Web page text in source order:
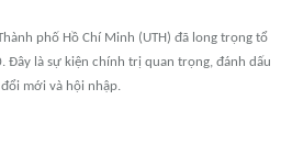
phố Hồ Chí Minh (UTH) đã long trọng tổ
là sự kiện chính trị quan trọng, đánh dấu
mới và hội nhập.